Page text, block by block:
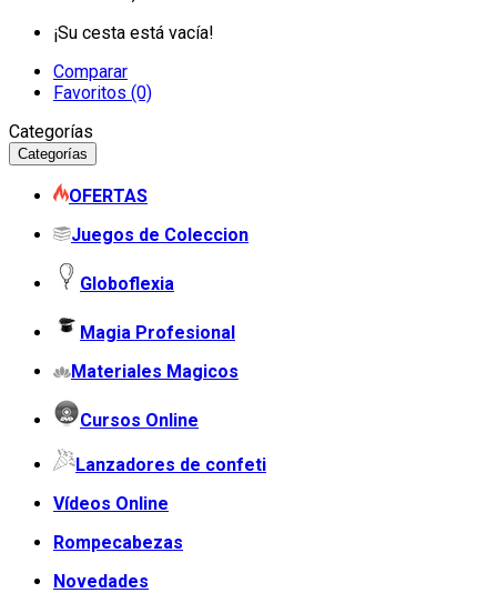
¡Su cesta está vacía!
Comparar
Favoritos (0)
Categorías
Categorías
OFERTAS
Juegos de Coleccion
Globoflexia
Magia Profesional
Materiales Magicos
Cursos Online
Lanzadores de confeti
Vídeos Online
Rompecabezas
Novedades